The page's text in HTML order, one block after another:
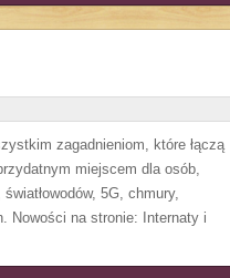
zagadnieniom, które łączą
miejscem dla osób,
5G, chmury,
Nowości na stronie: Internaty i